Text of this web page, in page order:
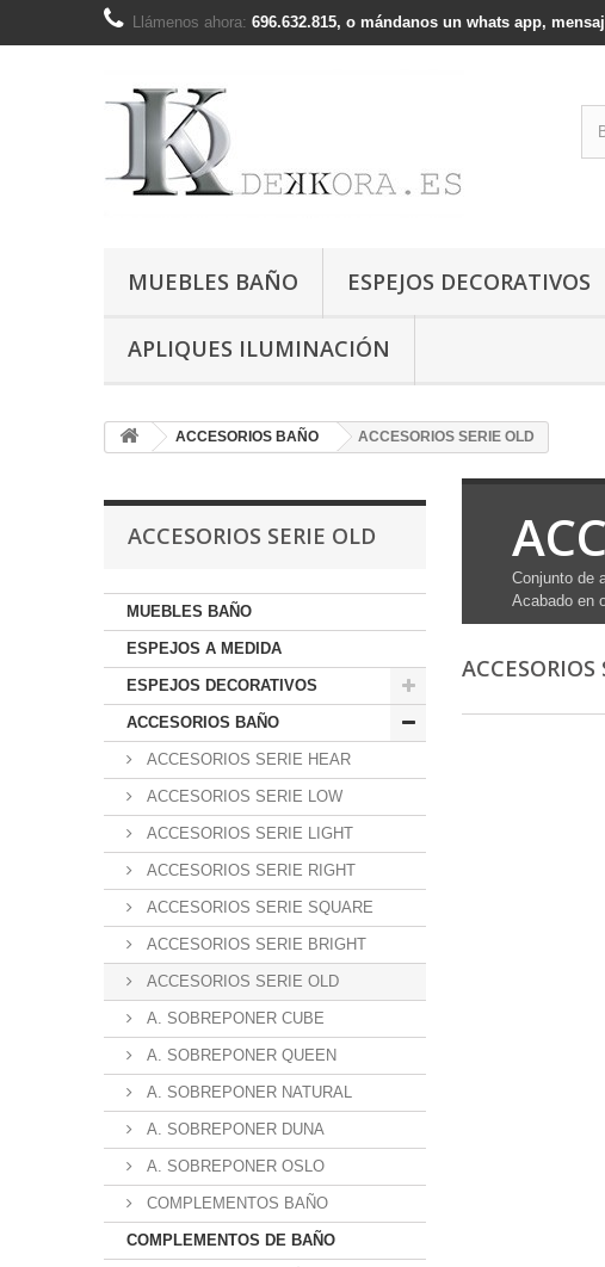
Llámenos ahora: 696.632.815, o mándanos un whats app,
MUEBLES BAÑO ESPEJOS DECORATIVOS
APLIQUES ILUMINACIÓN
ACCESORIOS BAÑO ACCESORIOS SERIE OLD
ACCESORIOS SERIE OLD
MUEBLES BAÑO
ESPEJOS A MEDIDA
ESPEJOS DECORATIVOS
ACCESORIOS BAÑO
ACCESORIOS SERIE HEAR
ACCESORIOS SERIE LOW
ACCESORIOS SERIE LIGHT
ACCESORIOS SERIE RIGHT
ACCESORIOS SERIE SQUARE
ACCESORIOS SERIE BRIGHT
ACCESORIOS SERIE OLD
A. SOBREPONER CUBE
A. SOBREPONER QUEEN
A. SOBREPONER NATURAL
A. SOBREPONER DUNA
A. SOBREPONER OSLO
COMPLEMENTOS BAÑO
COMPLEMENTOS DE BAÑO
Conjunto de
Acabado en
ACCESORIOS